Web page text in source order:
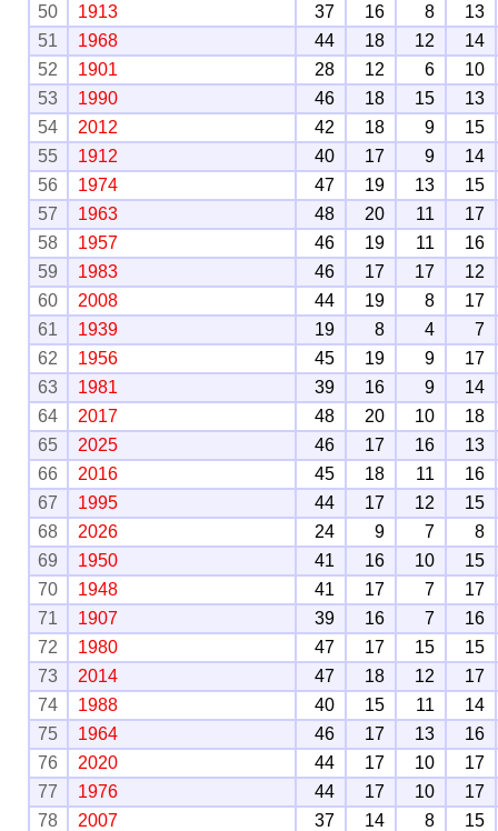
50
1913 37 16 8
13
51
1968 44 18 12
14
52
1901 28 12 6
10
53
1990 46 18 15
13
54
2012 42 18 9
15
55
1912 40 17 9
14
56
1974 47 19 13
15
57
1963 48 20 11
17
58
1957 46 19 11
16
59
1983 46 17 17
12
60
2008 44 19 8
17
61
1939 19 8 4
7
62
1956 45 19 9
17
63
1981 39 16 9
14
64
2017 48 20 10
18
65
2025 46 17 16
13
66
2016 45 18 11
16
67
1995 44 17 12
15
68
2026 24 9 7
8
69
1950 41 16 10
15
70
1948 41 17 7
17
71
1907 39 16 7
16
72
1980 47 17 15
15
73
2014 47 18 12
17
74
1988 40 15 11
14
75
1964 46 17 13
16
76
2020 44 17 10
17
77
1976 44 17 10
17
78
2007 37 14 8
15